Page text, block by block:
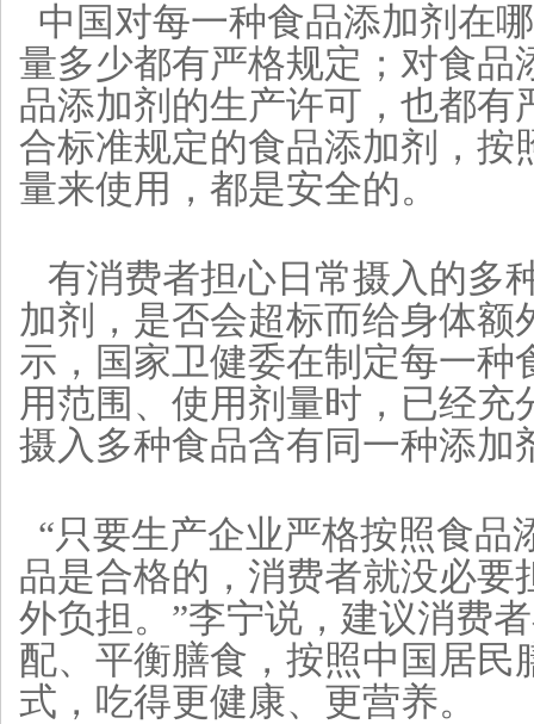
中国对每一种食品添加剂在
量多少都有严格规定；对食品
品添加剂的生产许可，也都有
合标准规定的食品添加剂，按
量来使用，都是安全的。
有消费者担心日常摄入的多
加剂，是否会超标而给身体额
示，国家卫健委在制定每一种
用范围、使用剂量时，已经
摄入多种食品含有同一种添加
“只要生产企业严格按照食品
品是合格的，消费者就没必要
外负担。”李宁说，建议消费
配、平衡膳食，按照中国居民
式，吃得更健康、更营养。